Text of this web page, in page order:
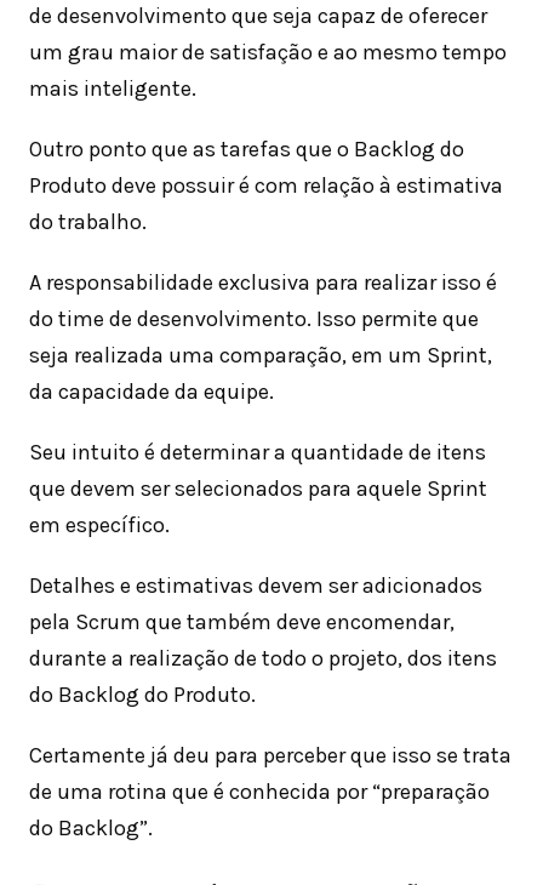
de desenvolvimento que seja capaz de oferecer
um grau maior de satisfação e ao mesmo tempo
mais inteligente.
Outro ponto que as tarefas que o Backlog do
Produto deve possuir é com relação à estimativa
do trabalho.
A responsabilidade exclusiva para realizar isso é
do time de desenvolvimento. Isso permite que
seja realizada uma comparação, em um Sprint,
da capacidade da equipe.
Seu intuito é determinar a quantidade de itens
que devem ser selecionados para aquele Sprint
em específico.
Detalhes e estimativas devem ser adicionados
pela Scrum que também deve encomendar,
durante a realização de todo o projeto, dos itens
do Backlog do Produto.
Certamente já deu para perceber que isso se trata
de uma rotina que é conhecida por “preparação
do Backlog”.